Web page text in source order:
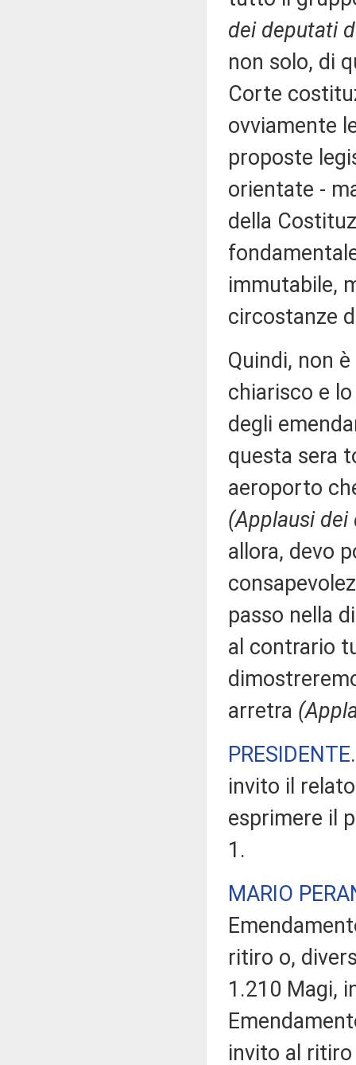
dei deputati
non solo, di
Corte
ovviamente
proposte
orientate -
della
immutabile,
circostanze
Quindi, non
chiarisco e
degli
questa sera
aeroporto
(Applausi
allora, devo
passo nella
al contrario
arretra
PRESIDENTE
invito il
esprimere il
1.
MARIO
ritiro o,
1.210 Magi,
invito al